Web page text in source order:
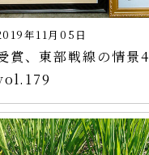
年11月05日
賞、東部戦線の情景4